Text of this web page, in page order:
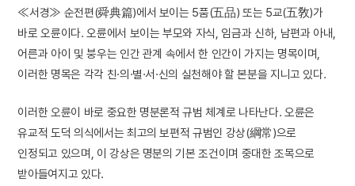
≪서경≫ 순전편(舜典篇)에서 보이는 5품(五品) 또는 5교(五敎)가
바로 오륜이다. 오륜에서 보이는 부모와 자식, 임금과 신하, 남편과 아내,
어른과 아이 및 붕우는 인간 관계 속에서 한 인간이 가지는 명목이며,
이러한 명목은 각각 친·의·별·서·신의 실천해야 할 본분을 지니고 있다.
이러한 오륜이 바로 중요한 명분론적 규범 체계로 나타난다. 오륜은
유교적 도덕 의식에서는 최고의 보편적 규범인 강상(綱常)으로
인정되고 있으며, 이 강상은 명분의 기본 조건이며 중대한 조목으로
받아들여지고 있다.